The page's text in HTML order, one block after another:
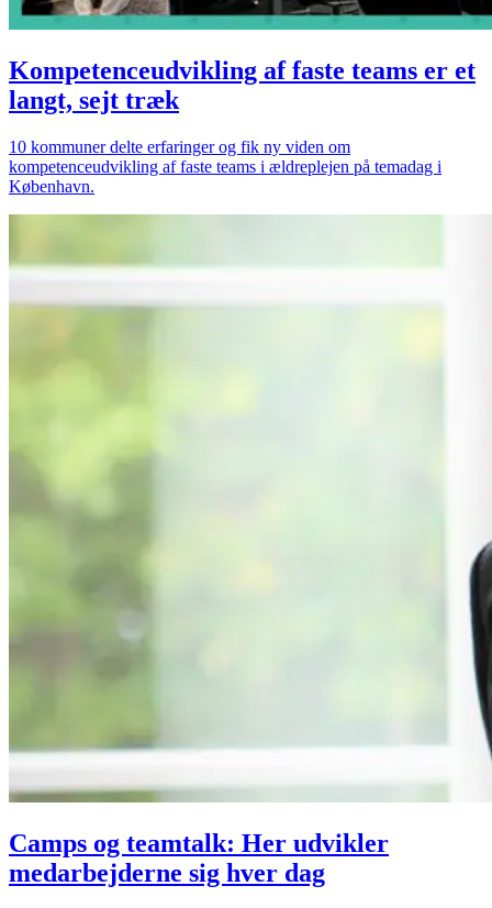
Kompetenceudvikling af faste teams er et
langt, sejt træk
10 kommuner delte erfaringer og fik ny viden om
kompetenceudvikling af faste teams i ældreplejen på temadag i
København.
Camps og teamtalk: Her udvikler
medarbejderne sig hver dag